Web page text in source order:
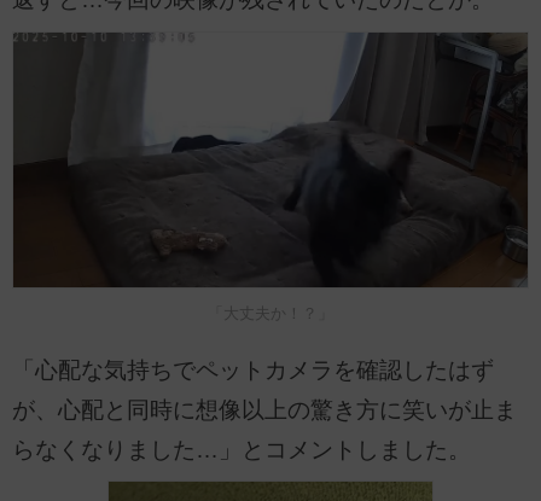
「大丈夫か！？」
「心配な気持ちでペットカメラを確認したはず
が、心配と同時に想像以上の驚き方に笑いが止ま
らなくなりました…」とコメントしました。